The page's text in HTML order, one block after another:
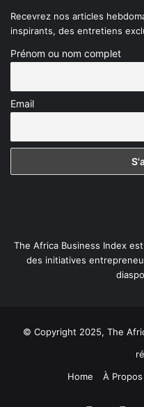
Recevrez nos articles
inspirants, des entretiens
Prénom ou nom complet
Email
The Africa Business Index
des initiatives
© Copyright 2025, The
Home
À Propos